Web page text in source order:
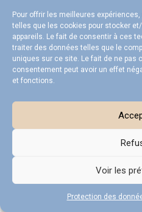
Pour offrir les meilleures
telles que les cookies pour stocker
appareils. Le fait de consentir à ces
traiter des données telles que le
uniques sur ce site. Le fait de ne pas
consentement peut avoir un effet
et fonctions.
Voir les
Protection des
livraison prévue et à
formalités, les Produits
et exempts de tout vice
réclamation ne pourra
par Mabylone parfums.
retourner à Mabylone
suivante : Service
rue des Poutils , 41000
d’origine, accompagné de
de la facture ou du bon
retour disponibleici . A